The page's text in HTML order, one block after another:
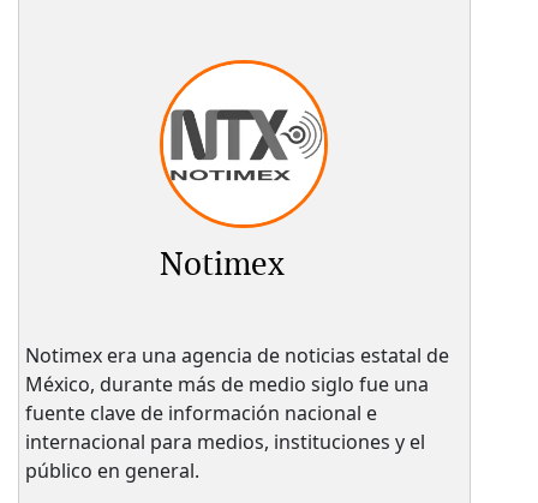
Notimex
Notimex era una agencia de noticias estatal de
México, durante más de medio siglo fue una
fuente clave de información nacional e
internacional para medios, instituciones y el
público en general.